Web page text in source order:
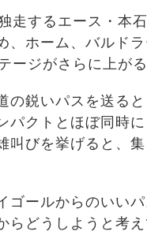
走するエース・本
、ホーム、バルド
ージがさらに上が
鋭いパスを送る
パクトとほぼ同時
叫びを挙げると、
ゴールからのいい
らどうしようと考